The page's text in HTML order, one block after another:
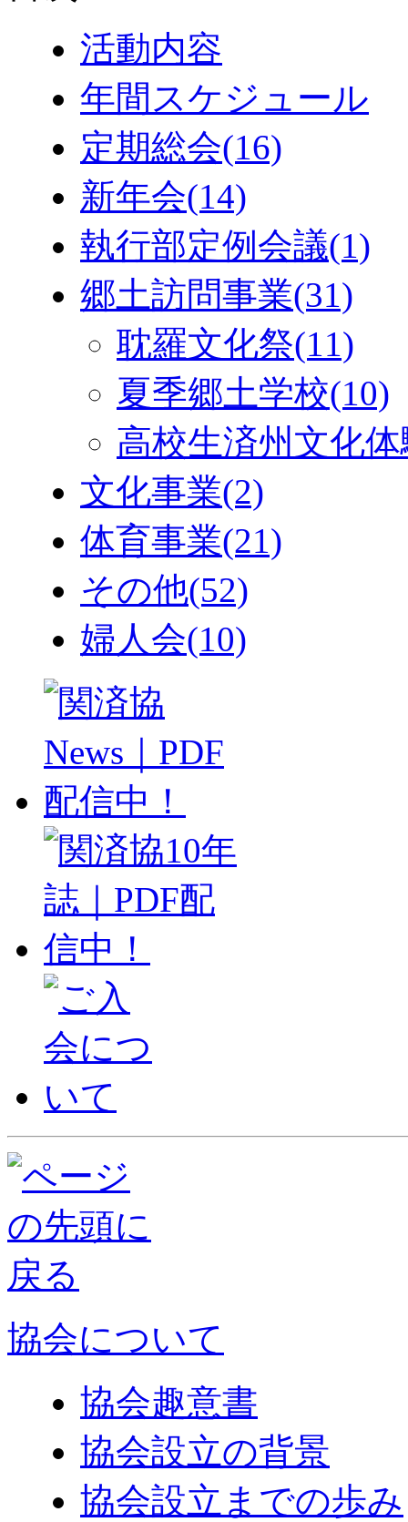
活動内容
年間スケジュール
定期総会(16)
新年会(14)
執行部定例会議(1)
郷土訪問事業(31)
耽羅文化祭(11)
夏季郷土学校(10)
高校生済州文化
文化事業(2)
体育事業(21)
その他(52)
婦人会(10)
協会について
協会趣意書
協会設立の背景
協会設立までの歩み